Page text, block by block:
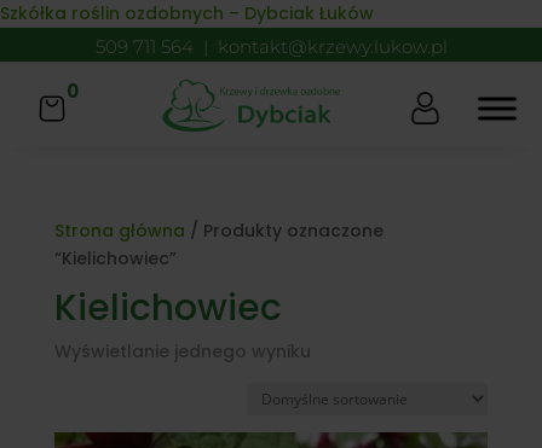
Skip to content
Szkółka roślin ozdobnych – Dybciak Łuków
509 711 564 | kontakt@krzewy.lukow.pl
0
Strona główna / Produkty oznaczone
“Kielichowiec”
Kielichowiec
Wyświetlanie jednego wyniku